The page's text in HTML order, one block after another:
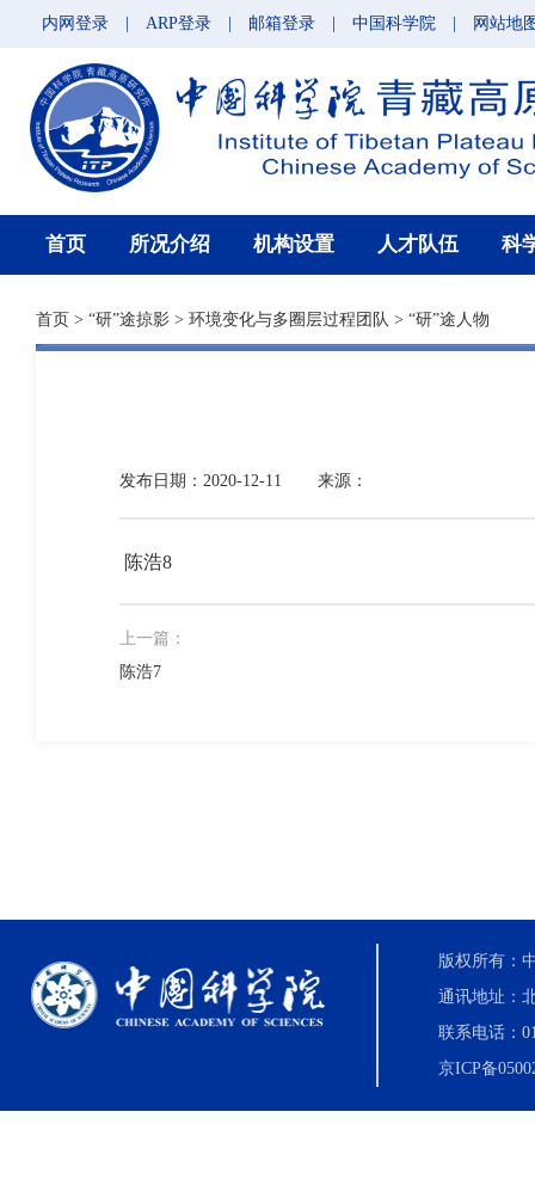
内网登录 ARP登录 邮箱登录 中国科学院 网站地
首页 所况介绍 机构设置 人才队伍 科
首页 > “研”途掠影 > 环境变化与多圈层过程团队 > “研”途人物
发布日期：2020-12-11 来源：
陈浩8
上一篇：
陈浩7
版权所有：
通讯地址：
联系电话：
京ICP备